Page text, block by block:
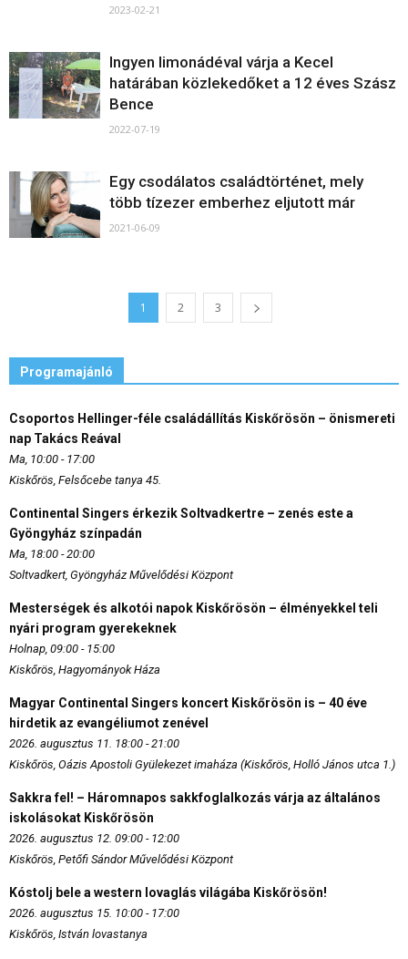
2023-02-21
Ingyen limonádéval várja a Kecel
határában közlekedőket a 12 éves Szász
Bence
2022-07-19
Egy csodálatos családtörténet, mely
több tízezer emberhez eljutott már
2021-06-09
1 2 3
Programajánló
Csoportos Hellinger-féle családállítás Kiskőrösön – önismereti
nap Takács Reával
Ma, 10:00 - 17:00
Kiskőrös, Felsőcebe tanya 45.
Continental Singers érkezik Soltvadkertre – zenés este a
Gyöngyház színpadán
Ma, 18:00 - 20:00
Soltvadkert, Gyöngyház Művelődési Központ
Mesterségek és alkotói napok Kiskőrösön – élményekkel teli
nyári program gyerekeknek
Holnap, 09:00 - 15:00
Kiskőrös, Hagyományok Háza
Magyar Continental Singers koncert Kiskőrösön is – 40 éve
hirdetik az evangéliumot zenével
2026. augusztus 11. 18:00 - 21:00
Kiskőrös, Oázis Apostoli Gyülekezet imaháza (Kiskőrös, Holló János utca 1.)
Sakkra fel! – Háromnapos sakkfoglalkozás várja az általános
iskolásokat Kiskőrösön
2026. augusztus 12. 09:00 - 12:00
Kiskőrös, Petőfi Sándor Művelődési Központ
Kóstolj bele a western lovaglás világába Kiskőrösön!
2026. augusztus 15. 10:00 - 17:00
Kiskőrös, István lovastanya